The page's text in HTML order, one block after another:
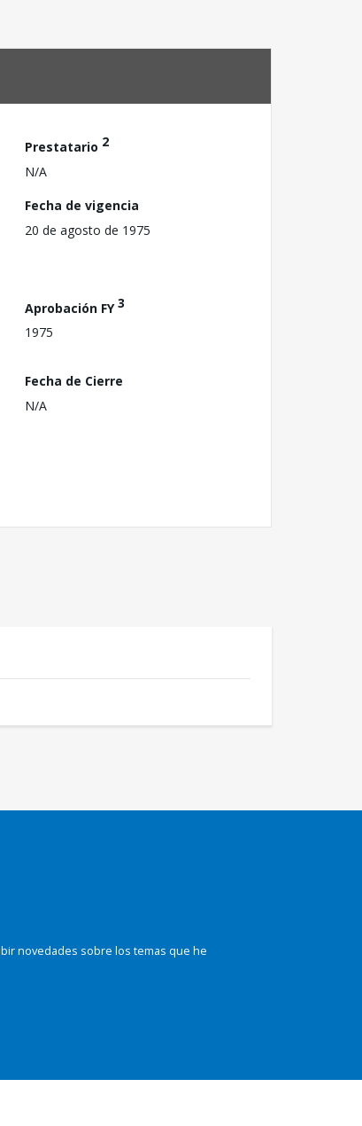
Prestatario 2
N/A
Fecha de vigencia
20 de agosto de 1975
Aprobación FY3
1975
Fecha de Cierre
N/A
novedades sobre los temas que he